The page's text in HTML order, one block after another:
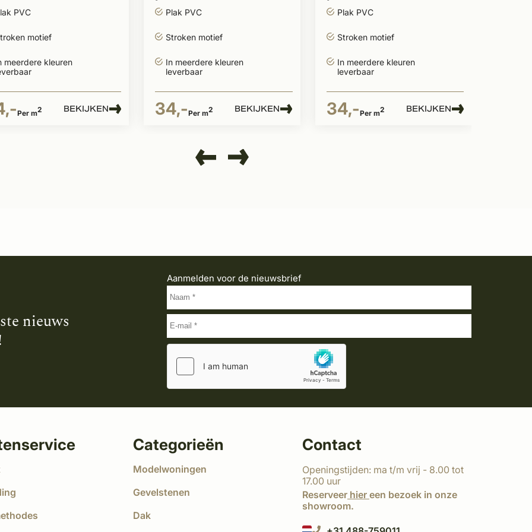
PVC
motief
meerdere kleuren
Per m2 BEKIJKEN
stroken
Plak PVC
Stroken motief
In meerdere kleuren
leverbaar
34,-Per m2 BEKIJKEN
stroken
Plak PVC
Stroken motief
In meerdere kleuren
leverbaar
34,-Per m2 BEKIJKEN
nieuws
Aanmelden voor de nieuwsbrief
Categorieën
Modelwoningen
Gevelstenen
Dak
Contact
Openingstijden: ma t/m vrij - 8.00 tot
17.00 uur
Reserveer hier een bezoek in onze
showroom.